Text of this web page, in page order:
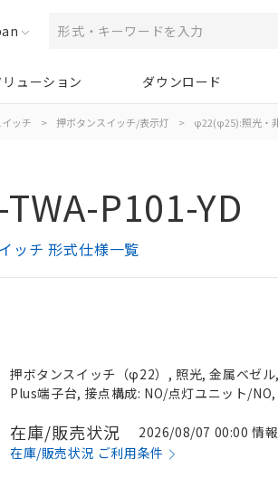
リューション ダウンロード
イッチ > 押ボタンスイッチ/表示灯 > φ22(φ25):照光・
P101-YD
ッチ 形式仕様一覧
押ボタンスイッチ（φ22）, 照光, 金属ベゼ
Plus端子台, 接点構成: NO/点灯ユニット/
在庫/販売状況
2026/08/07 00:00 情
在庫/販売状況 ご利用条件